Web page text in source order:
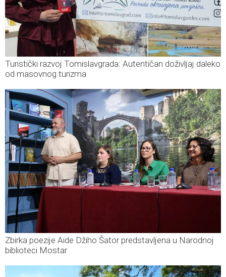
Turistički razvoj Tomislavgrada: Autentičan doživljaj daleko
od masovnog turizma
Zbirka poezije Aide Džiho Šator predstavljena u Narodnoj
biblioteci Mostar